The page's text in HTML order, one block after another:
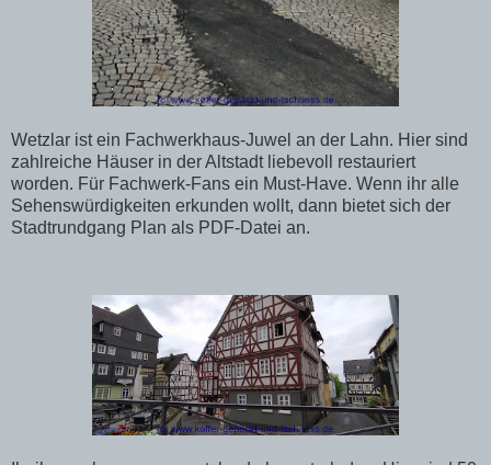
Wetzlar ist ein Fachwerkhaus-Juwel an der Lahn. Hier sind
zahlreiche Häuser in der Altstadt liebevoll restauriert
worden. Für Fachwerk-Fans ein Must-Have. Wenn ihr alle
Sehenswürdigkeiten erkunden wollt, dann bietet sich der
Stadtrundgang Plan als PDF-Datei an.